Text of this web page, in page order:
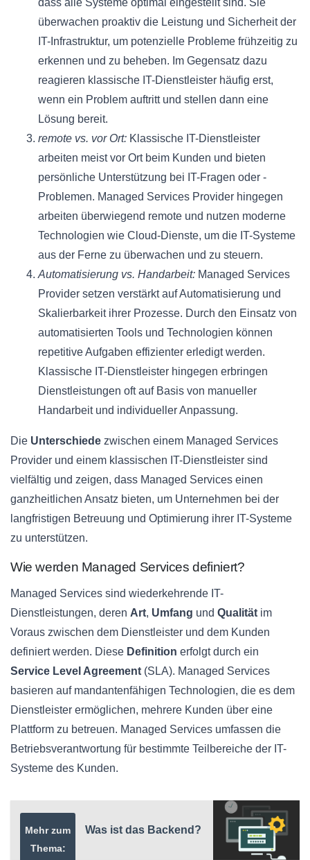
dass alle Systeme optimal eingestellt sind. Sie
überwachen proaktiv die Leistung und Sicherheit der
IT-Infrastruktur, um potenzielle Probleme frühzeitig zu
erkennen und zu beheben. Im Gegensatz dazu
reagieren klassische IT-Dienstleister häufig erst,
wenn ein Problem auftritt und stellen dann eine
Lösung bereit.
remote vs. vor Ort: Klassische IT-Dienstleister
arbeiten meist vor Ort beim Kunden und bieten
persönliche Unterstützung bei IT-Fragen oder -
Problemen. Managed Services Provider hingegen
arbeiten überwiegend remote und nutzen moderne
Technologien wie Cloud-Dienste, um die IT-Systeme
aus der Ferne zu überwachen und zu steuern.
Automatisierung vs. Handarbeit: Managed Services
Provider setzen verstärkt auf Automatisierung und
Skalierbarkeit ihrer Prozesse. Durch den Einsatz von
automatisierten Tools und Technologien können
repetitive Aufgaben effizienter erledigt werden.
Klassische IT-Dienstleister hingegen erbringen
Dienstleistungen oft auf Basis von manueller
Handarbeit und individueller Anpassung.
Die Unterschiede zwischen einem Managed Services
Provider und einem klassischen IT-Dienstleister sind
vielfältig und zeigen, dass Managed Services einen
ganzheitlichen Ansatz bieten, um Unternehmen bei der
langfristigen Betreuung und Optimierung ihrer IT-Systeme
zu unterstützen.
Wie werden Managed Services definiert?
Managed Services sind wiederkehrende IT-
Dienstleistungen, deren Art, Umfang und Qualität im
Voraus zwischen dem Dienstleister und dem Kunden
definiert werden. Diese Definition erfolgt durch ein
Service Level Agreement (SLA). Managed Services
basieren auf mandantenfähigen Technologien, die es dem
Dienstleister ermöglichen, mehrere Kunden über eine
Plattform zu betreuen. Managed Services umfassen die
Betriebsverantwortung für bestimmte Teilbereiche der IT-
Systeme des Kunden.
Mehr zum
Thema:
Was ist das Backend?